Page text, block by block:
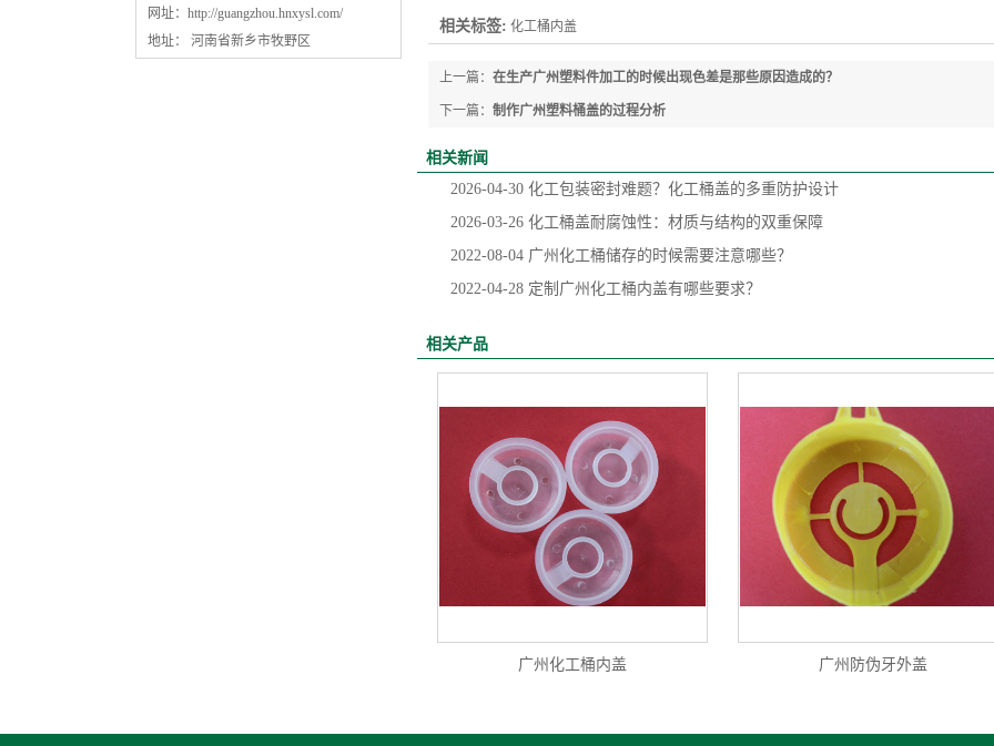
网址： http://guangzhou.hnxysl.com/
地址： 河南省新乡市牧野区
相关标签: 化工桶内盖
上一篇： 在生产广州塑料件加工的时候出现色差是那些原因造成的？
下一篇： 制作广州塑料桶盖的过程分析
相关新闻
2026-04-30 化工包装密封难题？化工桶盖的多重防护设计
2026-03-26 化工桶盖耐腐蚀性：材质与结构的双重保障
2022-08-04 广州化工桶储存的时候需要注意哪些？
2022-04-28 定制广州化工桶内盖有哪些要求？
相关产品
广州化工桶内盖 广州防伪牙外盖